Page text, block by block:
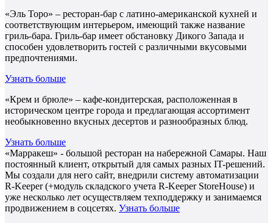
«Эль Торо» – ресторан-бар с латино-американской кухней и
соответствующим интерьером, имеющий также название
гриль-бара. Гриль-бар имеет обстановку Дикого Запада и
способен удовлетворить гостей с различными вкусовыми
предпочтениями.
Узнать больше
«Крем и брюле» – кафе-кондитерская, расположенная в
историческом центре города и предлагающая ассортимент
необыкновенно вкусных десертов и разнообразных блюд.
Узнать больше
«Марракеш» - большой ресторан на набережной Самары. Наш
постоянный клиент, открытый для самых разных IT-решений.
Мы создали для него сайт, внедрили систему автоматизации
R-Keeper (+модуль складского учета R-Keeper StoreHouse) и
уже несколько лет осуществляем техподдержку и занимаемся
продвижением в соцсетях. Узнать больше